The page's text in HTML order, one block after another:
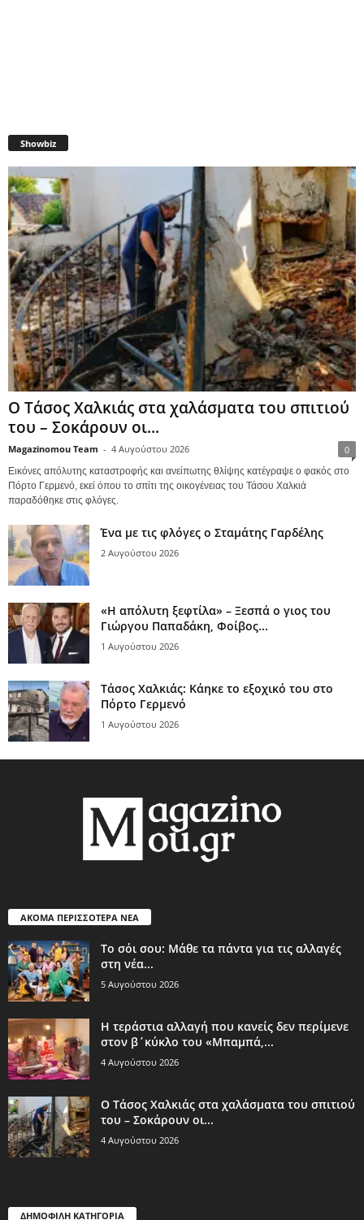
Showbiz
Ο Τάσος Χαλκιάς στα χαλάσματα του σπιτιού
του – Σοκάρουν οι...
Magazinomou Team - 4 Αυγούστου 2026 0
Εικόνες απόλυτης καταστροφής και ανείπωτης θλίψης κατέγραψε ο φακός στο
Πόρτο Γερμενό, εκεί όπου το σπίτι της οικογένειας του Τάσου Χαλκιά
παραδόθηκε στις φλόγες.
Ένα με τις φλόγες ο Σταμάτης Γαρδέλης
2 Αυγούστου 2026
«Η απόλυτη ξεφτίλα» – Ξεσπά ο γιος του
Γιώργου Παπαδάκη, Φοίβος...
1 Αυγούστου 2026
Τάσος Χαλκιάς: Κάηκε το εξοχικό του στο
Πόρτο Γερμενό
1 Αυγούστου 2026
ΑΚΟΜΑ ΠΕΡΙΣΣΟΤΕΡΑ ΝΕΑ
Το σόι σου: Μάθε τα πάντα για τις αλλαγές
στη νέα...
5 Αυγούστου 2026
Η τεράστια αλλαγή που κανείς δεν περίμενε
στον β΄κύκλο του «Μπαμπά,...
4 Αυγούστου 2026
Ο Τάσος Χαλκιάς στα χαλάσματα του σπιτιού
του – Σοκάρουν οι...
4 Αυγούστου 2026
ΔΗΜΟΦΙΛΗ ΚΑΤΗΓΟΡΙΑ